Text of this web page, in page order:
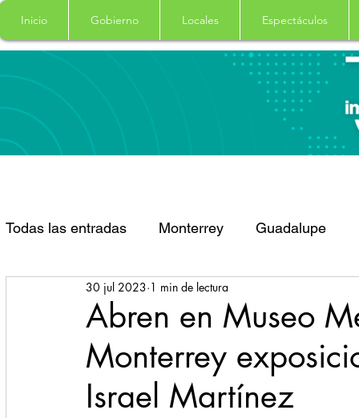
Inicio Gobierno Locales Espectáculos
Todas las entradas Monterrey Guadalupe
Santa Catarina San Pedro Garza Garcia
Espectaculos Clima Principal Salud
Abren en Museo
Monterrey
Israel Martínez
30 jul 2023 1 min de lectura